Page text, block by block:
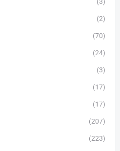
(3)
(2)
(70)
(24)
(3)
(17)
(17)
(207)
(223)